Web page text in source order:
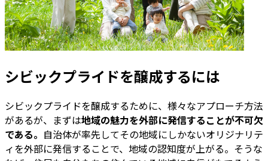
シビックプライドを醸成するには
シビックプライドを醸成するために、様々なアプローチ方法
があるが、まずは地域の魅力を外部に発信することが不可欠
である。 自治体が率先してその地域にしかないオリジナリテ
ィを外部に発信することで、地域の認知度が上がる。そうな